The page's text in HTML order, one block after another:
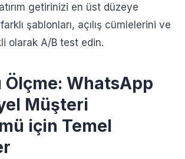
getirinizi en üst düzeye
şablonları, açılış cümlelerini ve
olarak A/B test edin.
Ölçme: WhatsApp
Müşteri
için Temel